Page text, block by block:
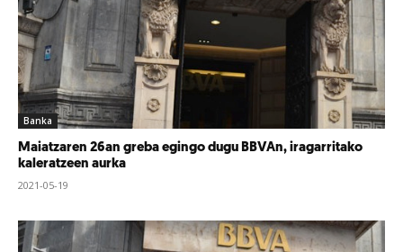
Banka
Maiatzaren 26an greba egingo dugu BBVAn, iragarritako
kaleratzeen aurka
2021-05-19